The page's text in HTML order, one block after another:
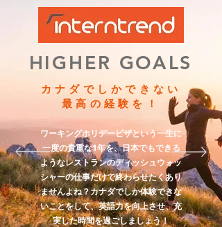
HIGHER GOALS
カナダでしかできない
最高の経験を ！
ワーキングホリデービザという一生に
一度の貴重な1年を、日本でもできる
ようなレストランのディッシュウォッ
シャーの仕事だけで終わらせたくあり
ませんよね？カナダでしか体験できな
いことをして、英語力を向上させ、充
実した時間を過ごしましょう！